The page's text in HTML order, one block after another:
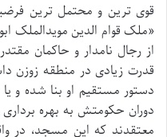
قوی ترین و محتمل ترین
«ملک قوام الدین مویدالملک
از رجال نامدار و حاکمان
قدرت زیادی در منطقه
دستور مستقیم او بنا شده و
دوران حکومتش به بهره
معتقدند که این مسجد، در